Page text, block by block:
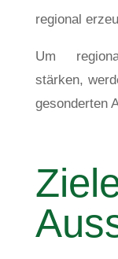
regional
Um
stärken,
gesonderten